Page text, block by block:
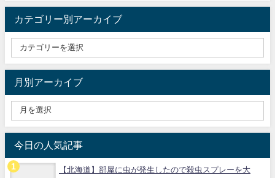
カテゴリー別アーカイブ
月別アーカイブ
今日の人気記事
【北海道】部屋に虫が発生したので殺虫スプレーを大